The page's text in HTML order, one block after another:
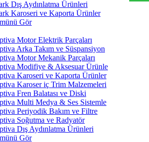
Dış Aydınlatma Ürünleri
Karoseri ve Kaporta Ürünler
Gör
Motor Elektrik Parçaları
Arka Takım ve Süspansiyon
Motor Mekanik Parçaları
Modifiye & Aksesuar Ürünle
Karoseri ve Kaporta Ürünler
Karoser iç Trim Malzemeleri
Fren Balatası ve Diski
Multi Medya & Ses Sistemle
Periyodik Bakım ve Filtre
Soğutma ve Radyatör
Dış Aydınlatma Ürünleri
Gör